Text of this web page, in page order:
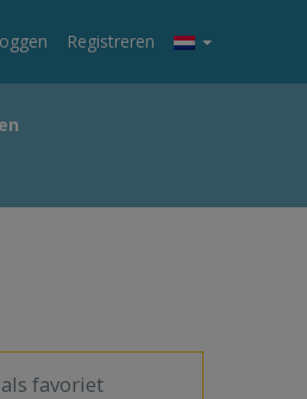
Registreren
favoriet